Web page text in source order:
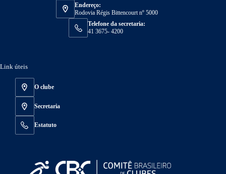
Endereço:
Rodovia Régis Bittencourt nº 5000
Telefone da secretaria:
41 3675- 4200
Link úteis
O clube
Secretaria
Estatuto